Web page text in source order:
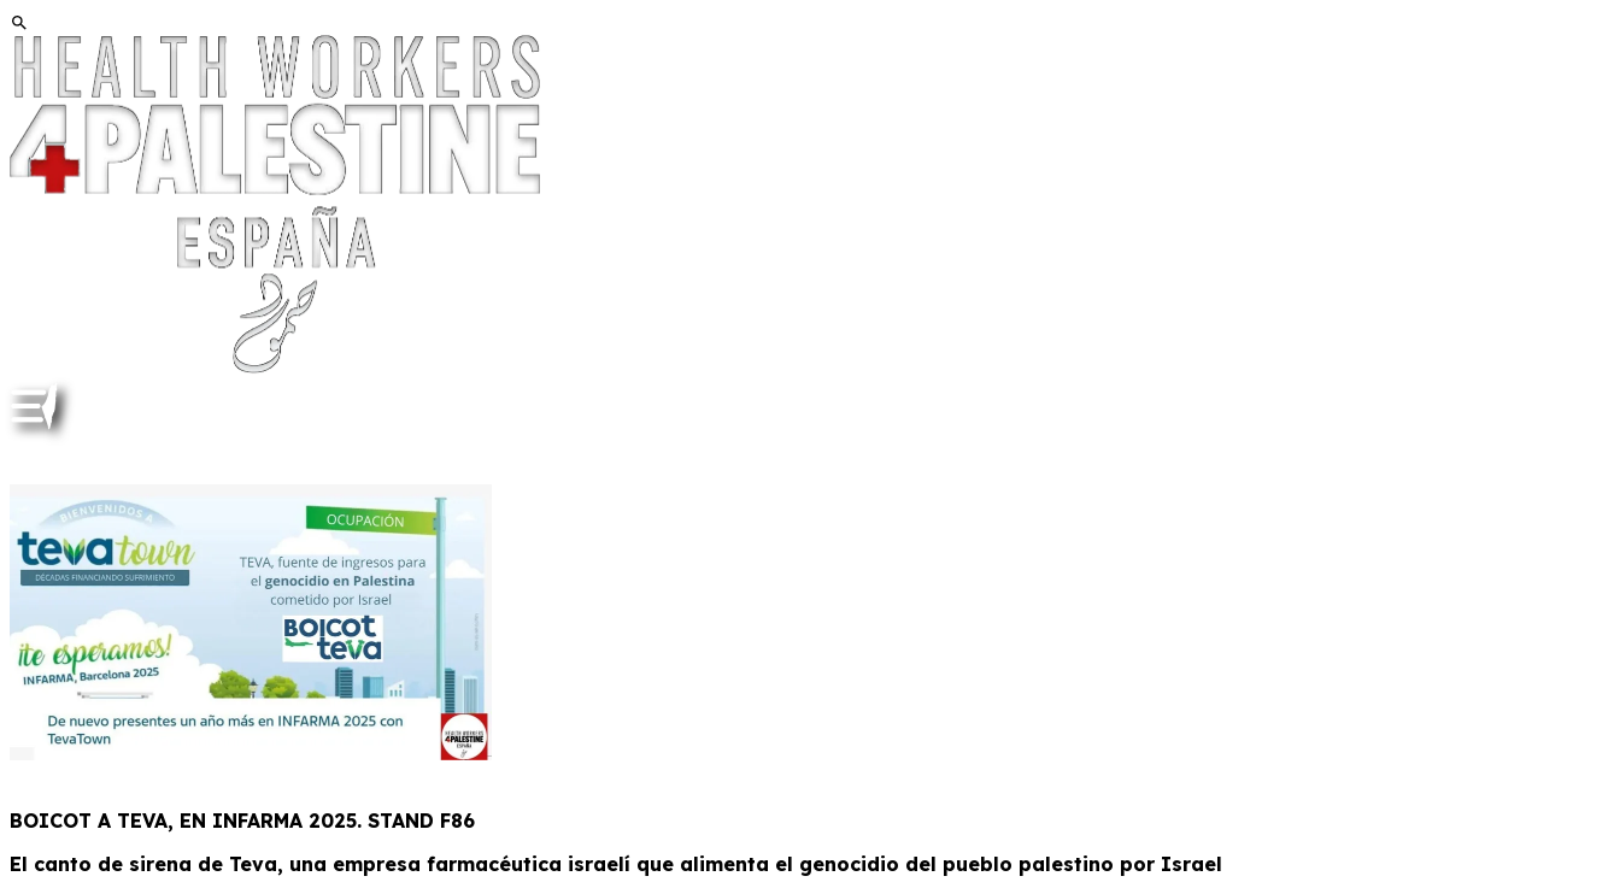
BOICOT A TEVA, EN INFARMA 2025. STAND F86
El canto de sirena de Teva, una empresa farmacéutica israelí que alimenta el genocidio del pueblo palestino por Israel